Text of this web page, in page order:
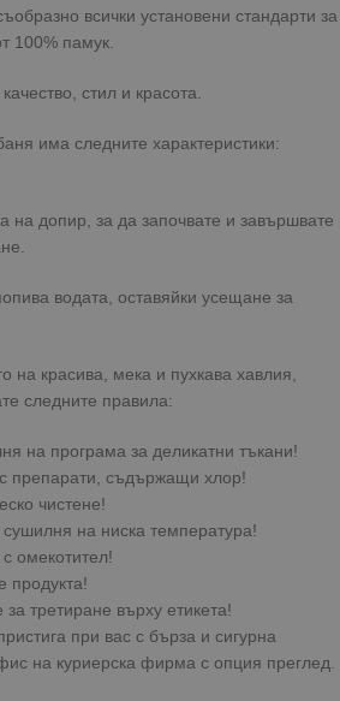
всички установени стандарти за
100% памук.
стил и красота.
има следните характеристики:
на допир, за да започвате и завършвате
водата, оставяйки усещане за
на красива, мека и пухкава хавлия,
следните правила:
на програма за деликатни тъкани!
препарати, съдържащи хлор!
чистене!
на ниска температура!
омекотител!
продукта!
третиране върху етикета!
при вас с бърза и сигурна
на куриерска фирма с опция преглед.